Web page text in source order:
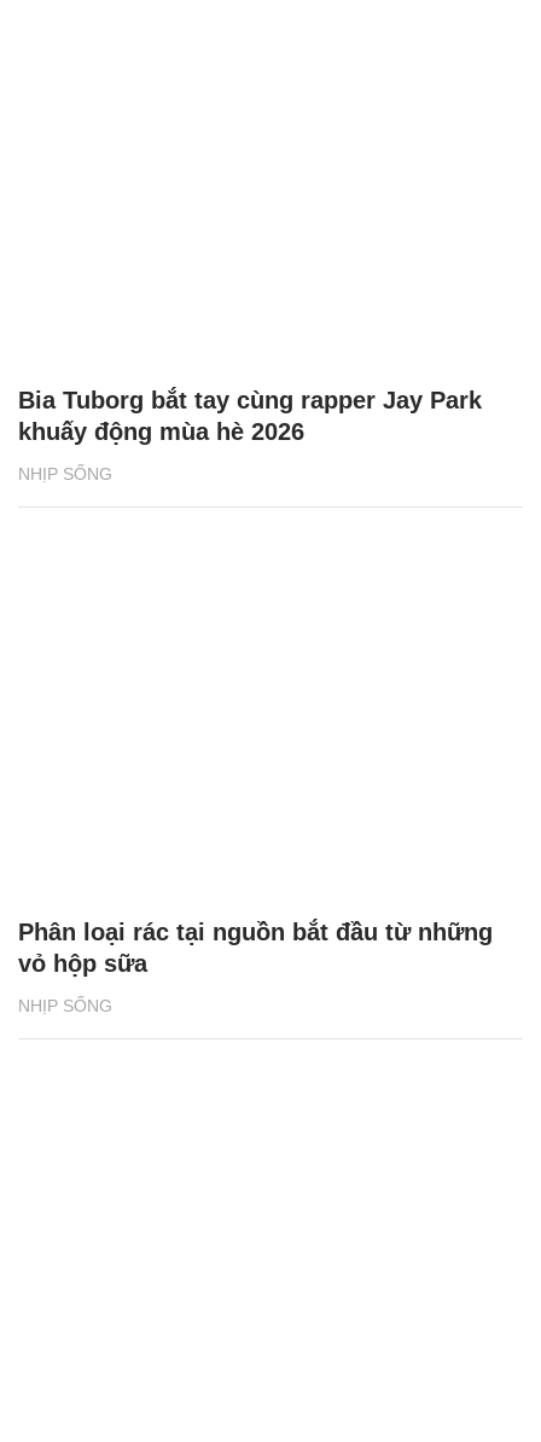
NHỊP SỐNG
Bia Tuborg bắt tay cùng rapper Jay Park
khuấy động mùa hè 2026
NHỊP SỐNG
Phân loại rác tại nguồn bắt đầu từ những
vỏ hộp sữa